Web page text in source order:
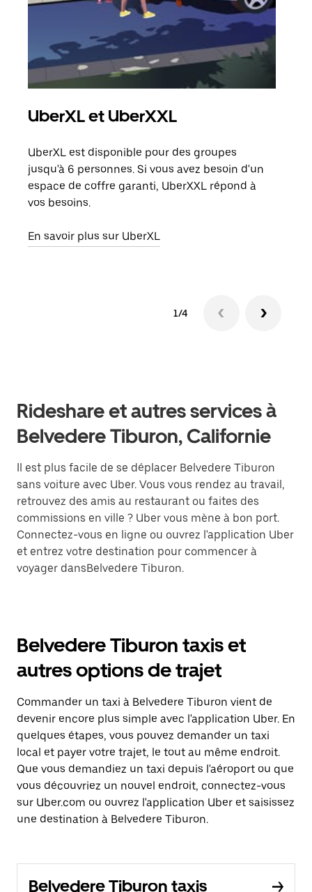
UberXL et UberXXL
UberXL est disponible pour des groupes
jusqu'à 6 personnes. Si vous avez besoin d'un
espace de coffre garanti, UberXXL répond à
vos besoins.
En savoir plus sur UberXL
1/4
Rideshare et autres services à
Belvedere Tiburon, Californie
Il est plus facile de se déplacer Belvedere Tiburon
sans voiture avec Uber. Vous vous rendez au travail,
retrouvez des amis au restaurant ou faites des
commissions en ville ? Uber vous mène à bon port.
Connectez-vous en ligne ou ouvrez l'application Uber
et entrez votre destination pour commencer à
voyager dansBelvedere Tiburon.
Belvedere Tiburon taxis et
autres options de trajet
Commander un taxi à Belvedere Tiburon vient de
devenir encore plus simple avec l'application Uber. En
quelques étapes, vous pouvez demander un taxi
local et payer votre trajet, le tout au même endroit.
Que vous demandiez un taxi depuis l'aéroport ou que
vous découvriez un nouvel endroit, connectez-vous
sur Uber.com ou ouvrez l'application Uber et saisissez
une destination à Belvedere Tiburon.
Belvedere Tiburon taxis